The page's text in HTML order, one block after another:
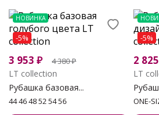
НОВИНКА
-5%
3 953 ₽ 4 380₽
LT collection
Рубашка базовая...
44 46 48 52 54 56
-5%
2 825
LT
ONE-